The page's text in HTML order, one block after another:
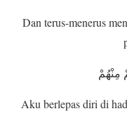
Dan terus-menerus
مِنْهُمْ
Aku berlepas diri di